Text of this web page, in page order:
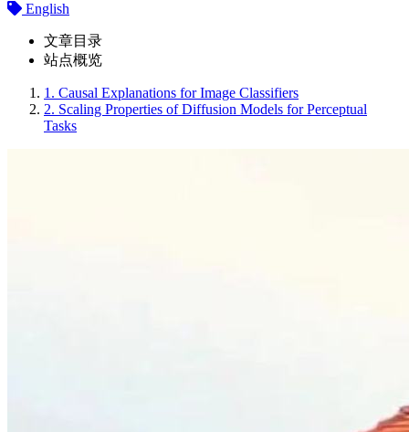
English
文章目录
站点概览
1. Causal Explanations for Image Classifiers
2. Scaling Properties of Diffusion Models for Perceptual
Tasks